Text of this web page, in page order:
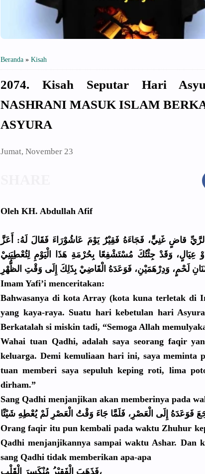
Beranda » Kisah
2074. Kisah Seputar Hari
NASHRANI MASUK ISLAM
ASYURA
Jumat, November 23
Oleh KH. Abdullah Afif
قاضٍ غَنِيٍّ، فَجَاءَهُ فَقِيْرٌ يَوْمَ عَاشُوْرَا ءَ فَقَالَ لَهُ: أَعَزَّ
عِيَالٍ، وَقَدْ جِئْتُكَ مُسْتَشْفِعًا بِحُرْمَةِ هَذَا الْيَوْمِ لِتُعْطِيَنِيْ
لَحْمٍ، وَدِرْهَمَيْنِ، فَوَعَدَهُ الْقَاضِيْ
Imam Yafi’i menceritakan:
Bahwasanya di kota Array (kota kuna terletak di
yang kaya-raya. Suatu hari kebetulan hari
Berkatalah si miskin tadi, “Semoga Allah
Wahai tuan Qadhi, adalah saya seorang faqir
keluarga. Demi kemuliaan hari ini, saya meminta
tuan memberi saya sepuluh keping roti, lima
dirham.”
Sang Qadhi menjanjikan akan memberinya pada
فَوَعَدَهُ إِلَى الْعَصْرِ،
Orang faqir itu pun kembali pada waktu Zhuhur
Qadhi menjanjikannya sampai waktu Ashar. Dan
sang Qadhi tidak memberikan apa-apa
فَذَهَبَ الْفَقِيْر ُ مُنْكَسِرَ
الْقَلْبِ،